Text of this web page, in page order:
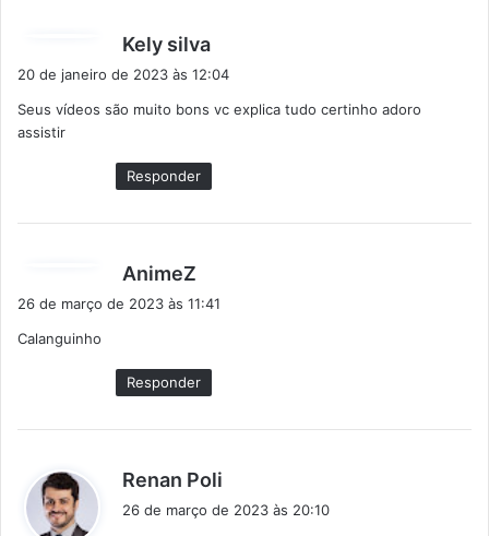
Kely silva
s
:
20 de janeiro de 2023 às 12:04
Seus vídeos são muito bons vc explica tudo certinho adoro
assistir
Responder
AnimeZ
i
e
:
26 de março de 2023 às 11:41
Calanguinho
Responder
Renan Poli
26 de março de 2023 às 20:10